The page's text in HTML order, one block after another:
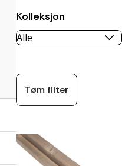
Kolleksjon
Tøm filter